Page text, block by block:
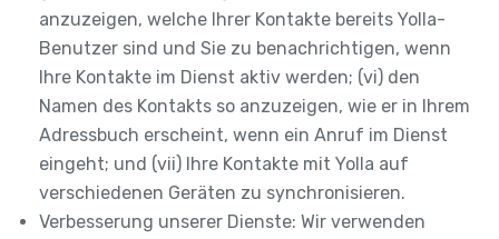
anzuzeigen, welche Ihrer Kontakte bereits Yolla-
Benutzer sind und Sie zu benachrichtigen, wenn
Ihre Kontakte im Dienst aktiv werden; (vi) den
Namen des Kontakts so anzuzeigen, wie er in Ihrem
Adressbuch erscheint, wenn ein Anruf im Dienst
eingeht; und (vii) Ihre Kontakte mit Yolla auf
verschiedenen Geräten zu synchronisieren.
Verbesserung unserer Dienste: Wir verwenden